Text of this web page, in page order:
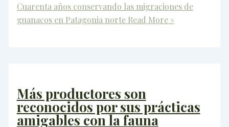
Cuarenta años conservando las migraciones de
guanacos en Patagonia norteRead More »
Más productores son
reconocidos por sus prácticas
amigables con la fauna